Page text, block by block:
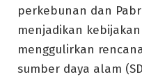
perkebunan dan
menjadikan
menggulirkan
sumber daya alam